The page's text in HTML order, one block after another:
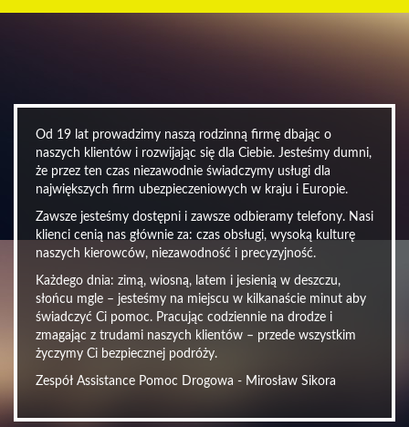
Od 19 lat prowadzimy naszą rodzinną firmę dbając o
naszych klientów i rozwijając się dla Ciebie. Jesteśmy dumni,
że przez ten czas niezawodnie świadczymy usługi dla
największych firm ubezpieczeniowych w kraju i Europie.
Zawsze jesteśmy dostępni i zawsze odbieramy telefony. Nasi
klienci cenią nas głównie za: czas obsługi, wysoką kulturę
naszych kierowców, niezawodność i precyzyjność.
Każdego dnia: zimą, wiosną, latem i jesienią w deszczu,
słońcu mgle – jesteśmy na miejscu w kilkanaście minut aby
świadczyć Ci pomoc. Pracując codziennie na drodze i
zmagając z trudami naszych klientów – przede wszystkim
życzymy Ci bezpiecznej podróży.
Zespół Assistance Pomoc Drogowa - Mirosław Sikora